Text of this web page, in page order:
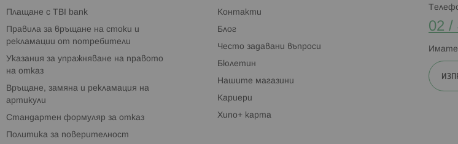
Плащане с TBI bank
Правила за връщане на стоки и
рекламации от потребители
Указания за упражняване на правото
на отказ
Връщане, замяна и рекламация на
артикули
Стандартен формуляр за отказ
Политика за поверителност
Контакти
Блог
Често задавани въпроси
Бюлетин
Нашите магазини
Кариери
Хипо+ карта
02 /
Имате